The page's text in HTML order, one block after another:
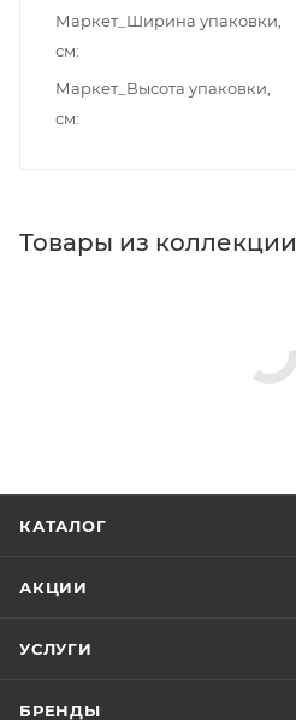
Маркет_Ширина упаковки,
см
Маркет_Высота упаковки,
см
Товары из коллекции
КАТАЛОГ
АКЦИИ
УСЛУГИ
БРЕНДЫ